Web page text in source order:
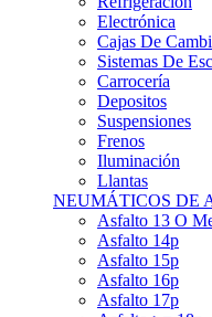
Cajas De Cambio
Sistemas De
Carrocería
Depositos
Suspensiones
Frenos
Iluminación
Llantas
NEUMÁTICOS DE
Asfalto 13 O
Asfalto 14p
Asfalto 15p
Asfalto 16p
Asfalto 17p
Asfalto >= 18p
NEUMÁTICOS DE